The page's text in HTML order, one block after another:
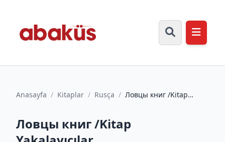
Anasayfa / Kitaplar / Rusça / Ловцы книг /Kitap
Ловцы книг /Kitap